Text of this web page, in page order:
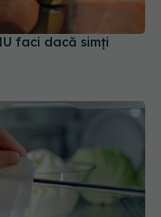
faci dacă simți